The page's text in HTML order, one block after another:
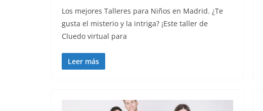
Los mejores Talleres para Niños en Madrid. ¿Te
gusta el misterio y la intriga? ¡Este taller de
Cluedo virtual para
Leer más